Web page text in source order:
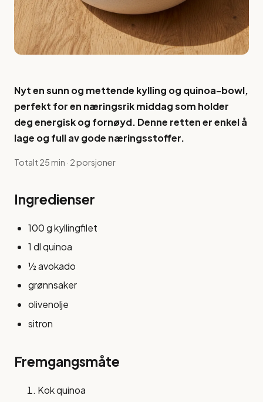
Nyt en sunn og mettende kylling og quinoa-bowl,
perfekt for en næringsrik middag som holder
deg energisk og fornøyd. Denne retten er enkel å
lage og full av gode næringsstoffer.
Totalt 25 min · 2 porsjoner
Ingredienser
100 g kyllingfilet
1 dl quinoa
½ avokado
grønnsaker
olivenolje
sitron
Fremgangsmåte
Kok quinoa